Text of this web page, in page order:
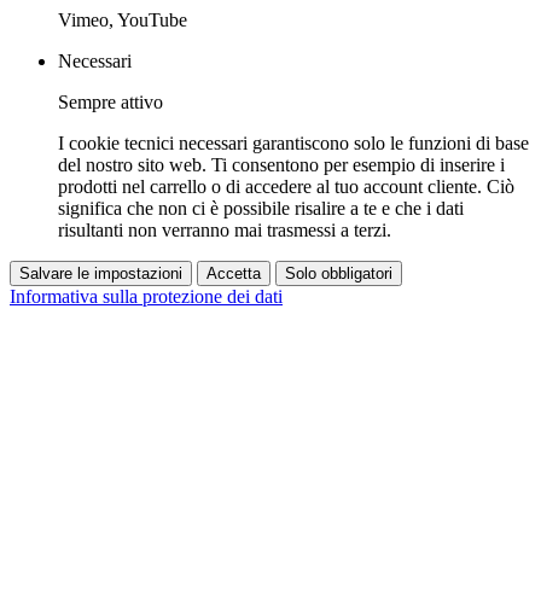
Vimeo, YouTube
Necessari
Sempre attivo
I cookie tecnici necessari garantiscono solo le funzioni di base
del nostro sito web. Ti consentono per esempio di inserire i
prodotti nel carrello o di accedere al tuo account cliente. Ciò
significa che non ci è possibile risalire a te e che i dati
risultanti non verranno mai trasmessi a terzi.
Salvare le impostazioni Accetta Solo obbligatori
Informativa sulla protezione dei dati